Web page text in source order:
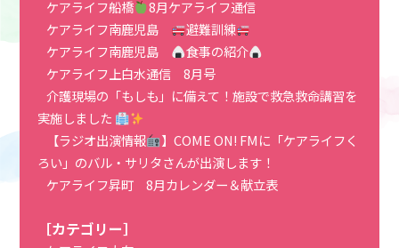
ケアライフ船橋
8月ケアライフ通信
ケアライフ南鹿児島
避難訓練
ケアライフ南鹿児島
食事の紹介
ケアライフ上白水通信 8月号
介護現場の「もしも」に備えて！施設で救急救命講習を
実施しました
【ラジオ出演情報
】COME ON! FMに「ケアライフく
ろい」のバル・サリタさんが出演します！
ケアライフ昇町 8月カレンダー＆献立表
［カテゴリー］